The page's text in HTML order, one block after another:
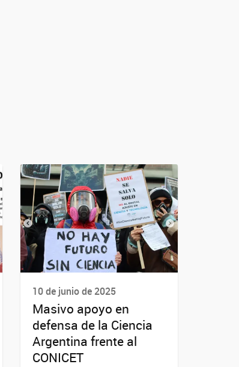
10 de junio de 2025
Masivo apoyo en
defensa de la Ciencia
Argentina frente al
CONICET